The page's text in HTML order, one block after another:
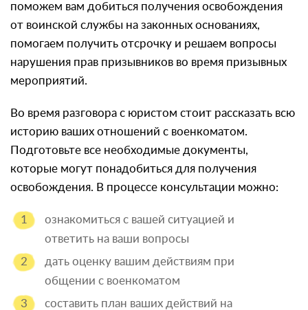
поможем вам добиться получения освобождения
от воинской службы на законных основаниях,
помогаем получить отсрочку и решаем вопросы
нарушения прав призывников во время призывных
мероприятий.
Во время разговора с юристом стоит рассказать всю
историю ваших отношений с военкоматом.
Подготовьте все необходимые документы,
которые могут понадобиться для получения
освобождения. В процессе консультации можно:
ознакомиться с вашей ситуацией и
ответить на ваши вопросы
дать оценку вашим действиям при
общении с военкоматом
составить план ваших действий на